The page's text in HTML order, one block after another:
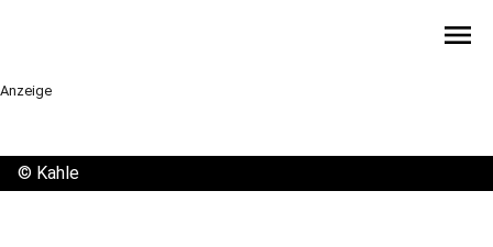
menu
Anzeige
© Kahle